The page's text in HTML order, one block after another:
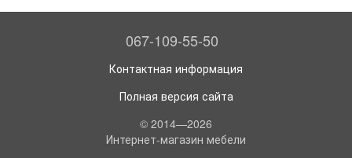
067-109-55-50
Контактная информация
Полная версия сайта
© 2014—2026
Интернет-магазин мебели